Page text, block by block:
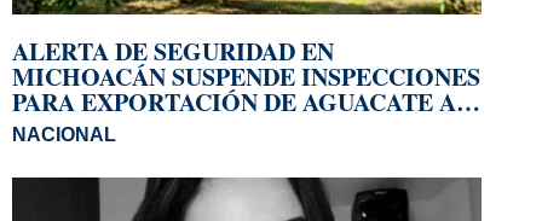
ALERTA DE SEGURIDAD EN
MICHOACÁN SUSPENDE INSPECCIONES
PARA EXPORTACIÓN DE AGUACATE A
EU
NACIONAL